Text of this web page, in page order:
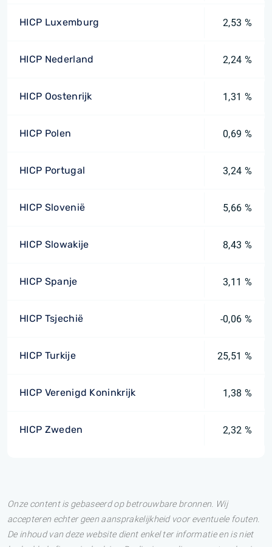
HICP Luxemburg 2,53 %
HICP Nederland 2,24 %
HICP Oostenrijk 1,31 %
HICP Polen 0,69 %
HICP Portugal 3,24 %
HICP Slovenië 5,66 %
HICP Slowakije 8,43 %
HICP Spanje 3,11 %
HICP Tsjechië -0,06 %
HICP Turkije 25,51 %
HICP Verenigd Koninkrijk 1,38 %
HICP Zweden 2,32 %
Onze content is gebaseerd op betrouwbare bronnen. Wij
accepteren echter geen aansprakelijkheid voor eventuele fouten.
De inhoud van deze website dient enkel ter informatie en is niet